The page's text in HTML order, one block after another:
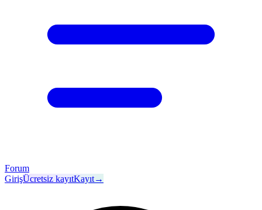
Forum
GirişÜcretsiz kayıtKayıt→